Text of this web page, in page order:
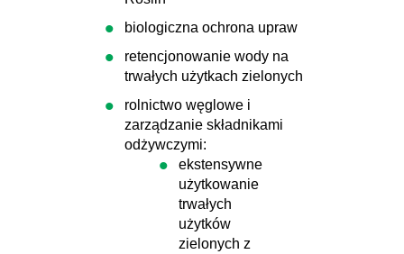
biologiczna ochrona upraw
retencjonowanie wody na
trwałych użytkach zielonych
rolnictwo węglowe i
zarządzanie składnikami
odżywczymi:
ekstensywne
użytkowanie
trwałych
użytków
zielonych z